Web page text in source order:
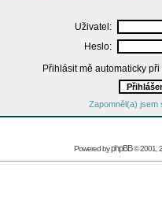
Uživatel:
Heslo:
Přihlásit mě automaticky
Zapomněl(a) jsem
Powered byphpBB© 2001,